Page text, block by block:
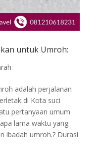
untuk Umroh:
adalah perjalanan
di Kota suci
pertanyaan umum
lama waktu yang
ibadah umroh.? Durasi